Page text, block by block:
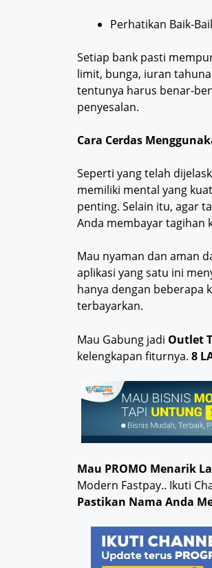
Perhatikan Baik-
Setiap bank pasti
limit, bunga, iuran
tentunya harus benar-
penyesalan.
Cara Cerdas
Seperti yang telah
memiliki mental yang
penting. Selain itu, agar
Anda membayar tagihan
Mau nyaman dan aman
aplikasi yang satu ini
hanya dengan beberapa
terbayarkan.
Mau Gabung jadi Outlet
kelengkapan fiturnya. 8
Mau PROMO Menarik
Modern Fastpay.. Ikuti
Pastikan Nama Anda